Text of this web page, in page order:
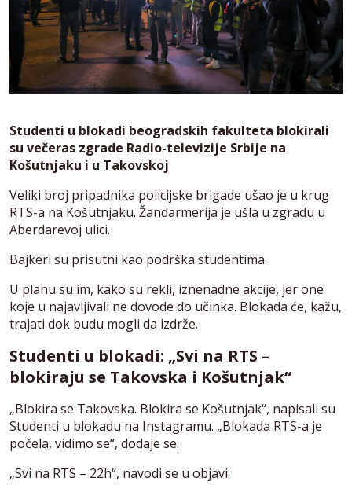
Studenti u blokadi beogradskih fakulteta blokirali
su večeras zgrade Radio-televizije Srbije na
Košutnjaku i u Takovskoj
Veliki broj pripadnika policijske brigade ušao je u krug
RTS-a na Košutnjaku. Žandarmerija je ušla u zgradu u
Aberdarevoj ulici.
Bajkeri su prisutni kao podrška studentima.
U planu su im, kako su rekli, iznenadne akcije, jer one
koje u najavljivali ne dovode do učinka. Blokada će, kažu,
trajati dok budu mogli da izdrže.
Studenti u blokadi: „Svi na RTS –
blokiraju se Takovska i Košutnjak“
„Blokira se Takovska. Blokira se Košutnjak“, napisali su
Studenti u blokadu na Instagramu. „Blokada RTS-a je
počela, vidimo se“, dodaje se.
„Svi na RTS – 22h“, navodi se u objavi.